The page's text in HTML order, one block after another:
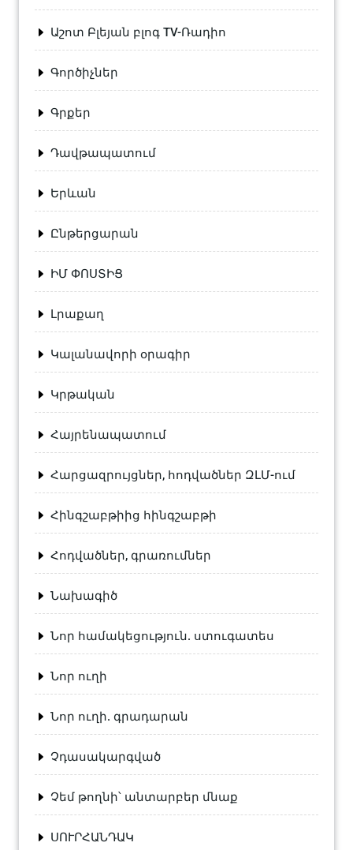
Աշոտ Բլեյան բլոգ TV-Ռադիո
Գործիչներ
Գրքեր
Դավթապատում
Երևան
Ընթերցարան
ԻՄ ՓՈՍՏԻՑ
Լրաքաղ
Կալանավորի օրագիր
Կրթական
Հայրենապատում
Հարցազրույցներ, հոդվածներ ԶԼՄ-ում
Հինգշաբթիից հինգշաբթի
Հոդվածներ, գրառումներ
Նախագիծ
Նոր համակեցություն. ստուգատես
Նոր ուղի
Նոր ուղի. գրադարան
Չդասակարգված
Չեմ թողնի՝ անտարբեր մնաք
ՍՈՒՐՀԱՆԴԱԿ